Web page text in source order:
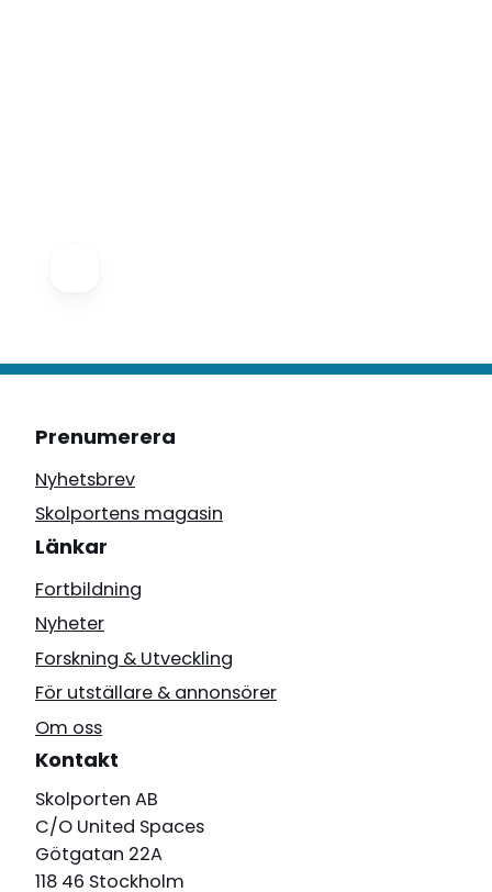
Prenumerera
Nyhetsbrev
Skolportens magasin
Länkar
Fortbildning
Nyheter
Forskning & Utveckling
För utställare & annonsörer
Om oss
Kontakt
Skolporten AB
C/O United Spaces
Götgatan 22A
118 46 Stockholm